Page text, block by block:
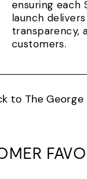
ensuring each
launch
transparency,
customers.
to The George